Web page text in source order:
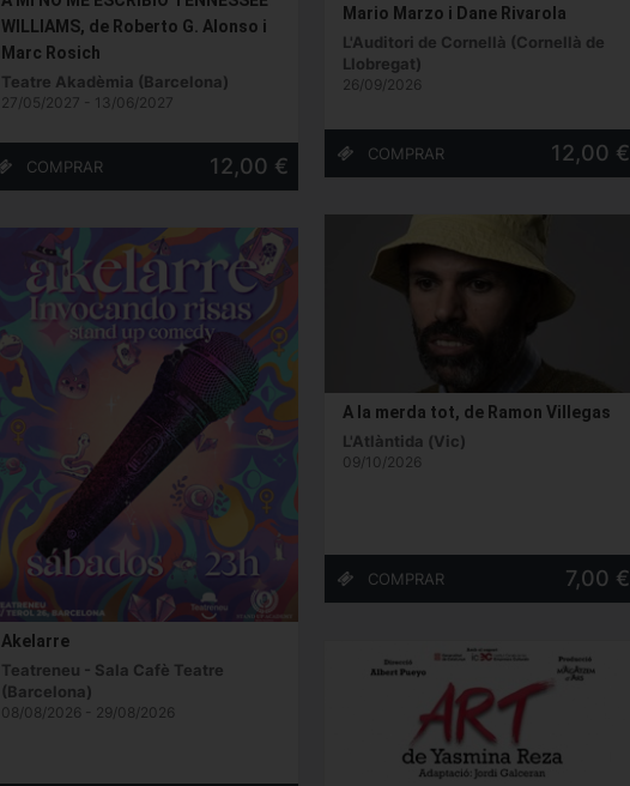
WILLIAMS, de Roberto G. Alonso i
Marc Rosich
Teatre Akadèmia (Barcelona)
27/05/2027 - 13/06/2027
12,00 €
Mario Marzo i Dane Rivarola
L'Auditori de Cornellà (Cornellà de
Llobregat)
26/09/2026
12,00 €
A la merda tot, de Ramon Villegas
L'Atlàntida (Vic)
09/10/2026
7,00 €
Akelarre
Teatreneu - Sala Cafè Teatre
(Barcelona)
08/08/2026 - 29/08/2026